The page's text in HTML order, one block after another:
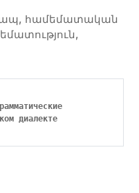
համեմատական
диалекте